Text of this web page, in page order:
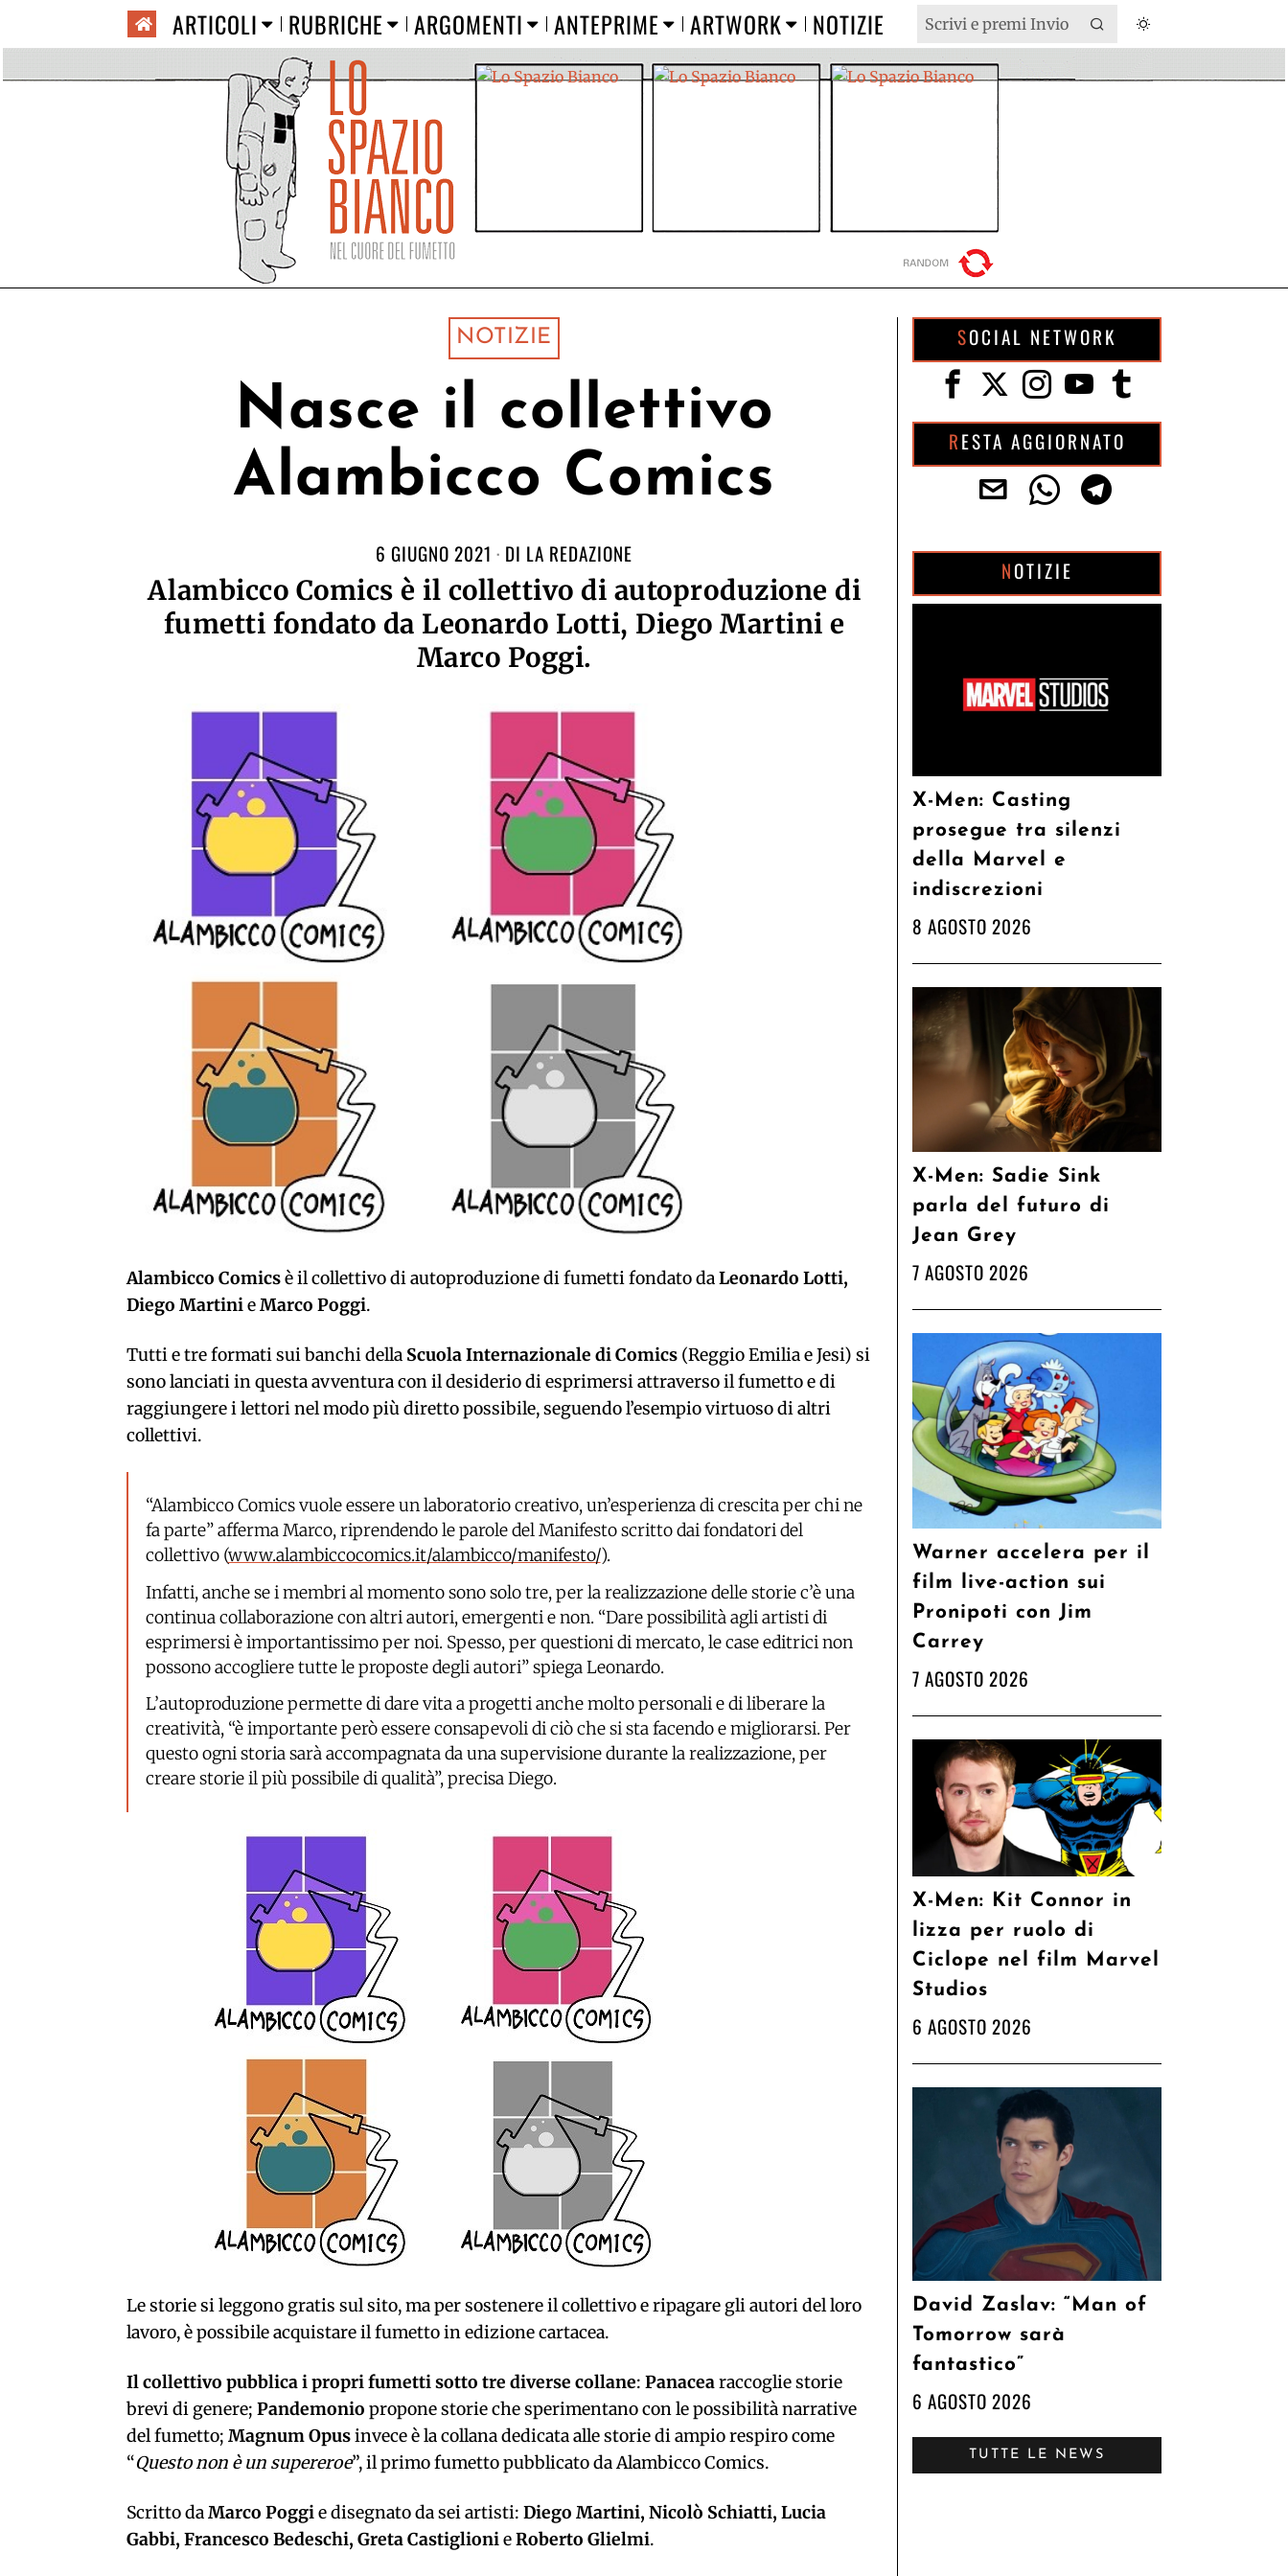
ARTICOLI RUBRICHE ARGOMENTI ANTEPRIME ARTWORK NOTIZIE
NOTIZIE
Nasce il collettivo
Alambicco Comics
6 GIUGNO 2021 DI LA REDAZIONE
Alambicco Comics è il collettivo di autoproduzione di
fumetti fondato da Leonardo Lotti, Diego Martini e
Marco Poggi.
Alambicco Comicsè il collettivo di autoproduzione di fumetti fondato daLeonardo Lotti,
Diego MartinieMarco Poggi.
Tutti e tre formati sui banchi della Scuola Internazionale di Comics (Reggio Emilia e Jesi) si
sono lanciati in questa avventura con il desiderio di esprimersi attraverso il fumetto e di
raggiungere i lettori nel modo più diretto possibile, seguendo l’esempio virtuoso di altri
collettivi.
“Alambicco Comics vuole essere un laboratorio creativo, un’esperienza di crescita per chi ne
fa parte” afferma Marco, riprendendo le parole del Manifesto scritto dai fondatori del
collettivo (www.alambiccocomics.it/alambicco/manifesto/).
Infatti, anche se i membri al momento sono solo tre, per la realizzazione delle storie c’è una
continua collaborazione con altri autori, emergenti e non. “Dare possibilità agli artisti di
esprimersi è importantissimo per noi. Spesso, per questioni di mercato, le case editrici non
possono accogliere tutte le proposte degli autori” spiega Leonardo.
L’autoproduzione permette di dare vita a progetti anche molto personali e di liberare la
creatività, “è importante però essere consapevoli di ciò che si sta facendo e migliorarsi. Per
questo ogni storia sarà accompagnata da una supervisione durante la realizzazione, per
creare storie il più possibile di qualità”, precisa Diego.
Le storie si leggono gratis sul sito, ma per sostenere il collettivo e ripagare gli autori del loro
lavoro, è possibile acquistare il fumetto in edizione cartacea.
Il collettivo pubblica i propri fumetti sotto tre diverse collane: Panacearaccoglie storie
brevi di genere; Pandemonio propone storie che sperimentano con le possibilità narrative
del fumetto; Magnum Opusinvece è la collana dedicata alle storie di ampio respiro come
“Questo non è un supereroe”, il primo fumetto pubblicato da Alambicco Comics.
Scritto daMarco Poggie disegnato da sei artisti: Diego Martini, Nicolò Schiatti, Lucia
Gabbi, Francesco Bedeschi, Greta CastiglionieRoberto Glielmi.
SOCIAL NETWORK
RESTA AGGIORNATO
NOTIZIE
X-Men: Casting
prosegue tra silenzi
della Marvel e
indiscrezioni
8 AGOSTO 2026
X-Men: Sadie Sink
parla del futuro di
Jean Grey
7 AGOSTO 2026
Warner accelera per il
film live-action sui
Pronipoti con Jim
Carrey
7 AGOSTO 2026
X-Men: Kit Connor in
lizza per ruolo di
Ciclope nel film Marvel
Studios
6 AGOSTO 2026
David Zaslav: “Man of
Tomorrow sarà
fantastico”
6 AGOSTO 2026
TUTTE LE NEWS